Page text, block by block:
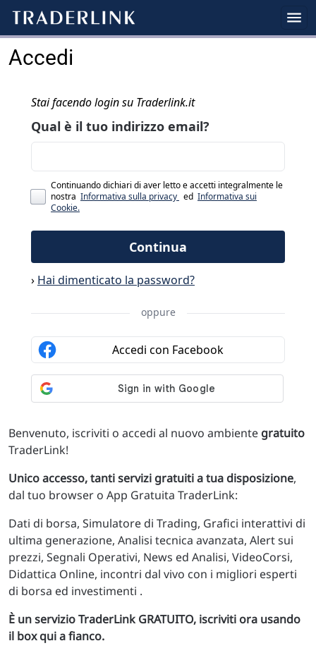
Accedi
Benvenuto, iscriviti o accedi al nuovo ambiente gratuito
TraderLink!
Unico accesso, tanti servizi gratuiti a tua disposizione,
dal tuo browser o App Gratuita TraderLink:
Dati di borsa, Simulatore di Trading, Grafici interattivi di
ultima generazione, Analisi tecnica avanzata, Alert sui
prezzi, Segnali Operativi, News ed Analisi, VideoCorsi,
Didattica Online, incontri dal vivo con i migliori esperti
di borsa ed investimenti .
È un servizio TraderLink GRATUITO, iscriviti ora usando
il box qui a fianco.